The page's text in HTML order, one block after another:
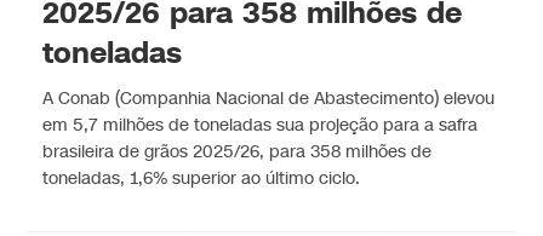
2025/26 para 358 milhões de
toneladas
A Conab (Companhia Nacional de Abastecimento) elevou
em 5,7 milhões de toneladas sua projeção para a safra
brasileira de grãos 2025/26, para 358 milhões de
toneladas, 1,6% superior ao último ciclo.